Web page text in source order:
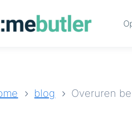
5 blog 5 Overuren